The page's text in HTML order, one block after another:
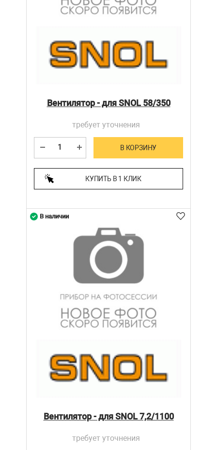
Вентилятор - для SNOL 58/350
требует уточнения
В КОРЗИНУ
КУПИТЬ В 1 КЛИК
Вентилятор - для SNOL 7,2/1100
требует уточнения
В наличии